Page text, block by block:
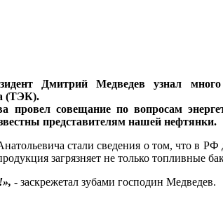
Дмитрий Медведев узнал
(ТЭК).
провел совещание по вопросам
представителям нашей нефтянки.
стали сведения о том, что в
загрязняет не только топливные
- заскрежетал зубами господин Медведев.